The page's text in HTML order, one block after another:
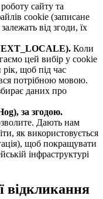
сайту та
cookie (записане
від згоди, їх
Коли
цей вибір у cookie
щоб під час
потрібною мовою.
даних про
за згодою.
Дають нам
як використовується
щоб покращувати
інфраструктурі
відкликання